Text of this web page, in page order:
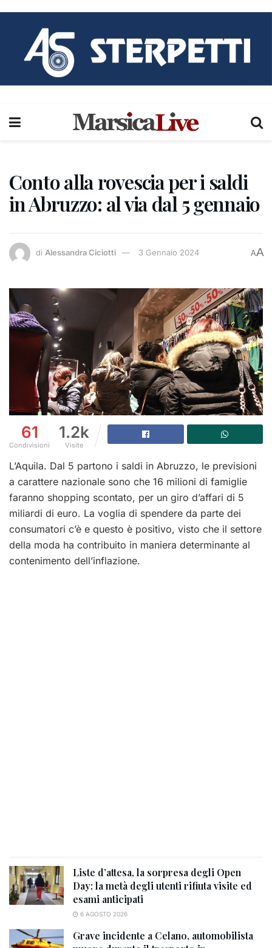
Conto alla rovescia per i saldi
in Abruzzo: al via dal 5 gennaio
di Alessandra Ciciotti 3 Gennaio 2024 AA
61
Condivisioni
1.2k
Visite
L’Aquila. Dal 5 partono i saldi in Abruzzo, le previsioni
a carattere nazionale sono che 16 milioni di famiglie
faranno shopping scontato, per un giro d’affari di 5
miliardi di euro. La voglia di spendere da parte dei
consumatori c’è e questo è positivo, visto che il settore
della moda ha contribuito in maniera determinante al
contenimento dell’inflazione.
Liste d’attesa, la sorpresa degli Open
Day: la metà degli utenti rifiuta visite ed
esami anticipati
6 AGOSTO 2026
Grave incidente a Celano, automobilista